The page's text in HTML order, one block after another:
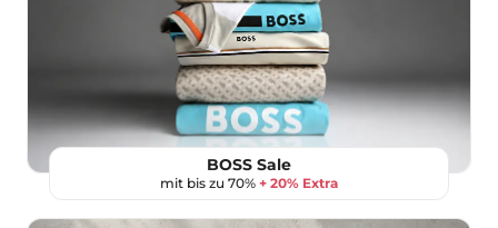
BOSS Sale
mit bis zu 70% + 20% Extra